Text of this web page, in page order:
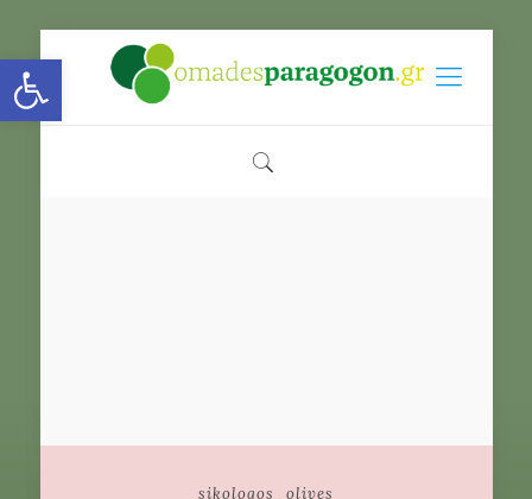
Open toolbar
sikologos_olives